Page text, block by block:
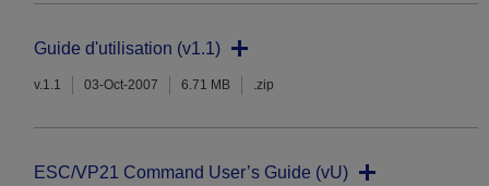
Guide d'utilisation (v1.1)
v.1.1 03-Oct-2007 6.71 MB .zip
ESC/VP21 Command User’s Guide (vU)